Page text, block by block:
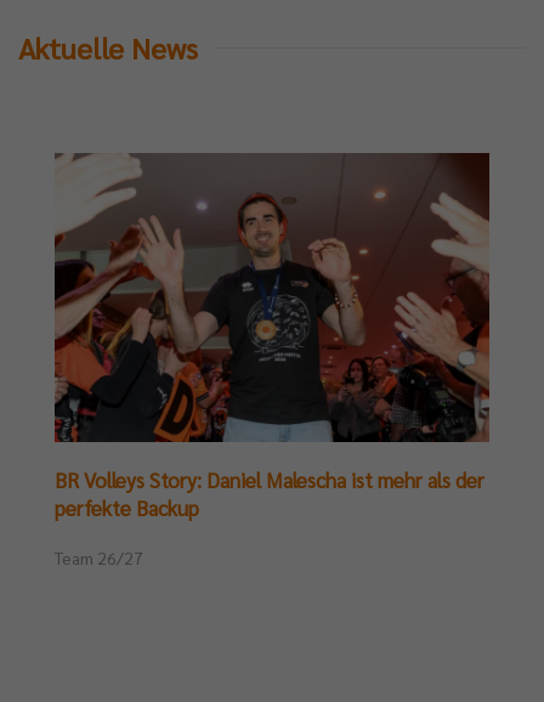
Aktuelle News
BR Volleys Story: Daniel Malescha ist mehr als der
perfekte Backup
Team 26/27